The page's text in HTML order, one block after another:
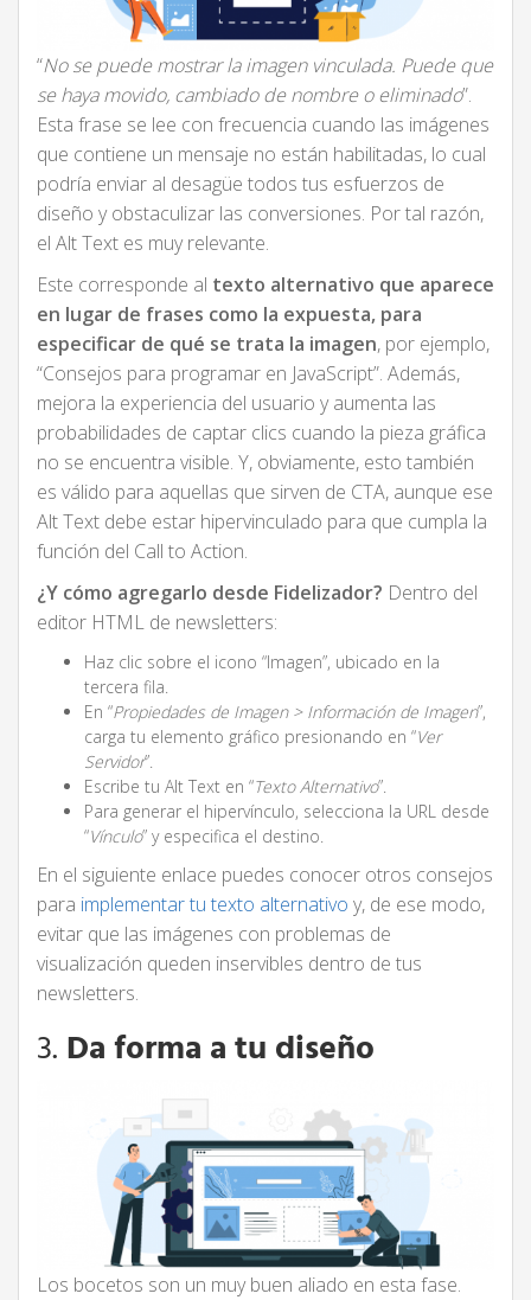
“No se puede mostrar la imagen vinculada. Puede que
se haya movido, cambiado de nombre o eliminado”.
Esta frase se lee con frecuencia cuando las imágenes
que contiene un mensaje no están habilitadas, lo cual
podría enviar al desagüe todos tus esfuerzos de
diseño y obstaculizar las conversiones. Por tal razón,
el Alt Text es muy relevante.
Este corresponde al texto alternativo que aparece
en lugar de frases como la expuesta, para
especificar de qué se trata la imagen, por ejemplo,
“Consejos para programar en JavaScript”. Además,
mejora la experiencia del usuario y aumenta las
probabilidades de captar clics cuando la pieza gráfica
no se encuentra visible. Y, obviamente, esto también
es válido para aquellas que sirven de CTA, aunque ese
Alt Text debe estar hipervinculado para que cumpla la
función del Call to Action.
¿Y cómo agregarlo desde Fidelizador? Dentro del
editor HTML de newsletters:
Haz clic sobre el icono “Imagen”, ubicado en la
tercera fila.
En “Propiedades de Imagen > Información de Imagen”,
carga tu elemento gráfico presionando en “Ver
Servidor”.
Escribe tu Alt Text en “Texto Alternativo”.
Para generar el hipervínculo, selecciona la URL desde
“Vínculo” y especifica el destino.
En el siguiente enlace puedes conocer otros consejos
para implementar tu texto alternativo y, de ese modo,
evitar que las imágenes con problemas de
visualización queden inservibles dentro de tus
newsletters.
3. Da forma a tu diseño
Los bocetos son un muy buen aliado en esta fase.